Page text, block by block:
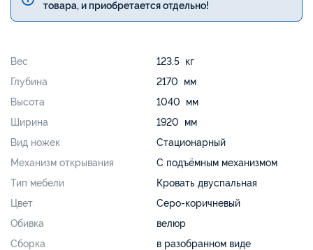
товара, и приобретается отдельно!
Вес
123.5 кг
Глубина
2170 мм
Высота
1040 мм
Ширина
1920 мм
Вид ножек
Стационарный
Механизм открывания
С подъёмным механизмом
Тип мебели
Кровать двуспальная
Цвет
Серо-коричневый
Обивка
велюр
Сборка
в разобранном виде